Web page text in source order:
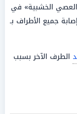
الخشبية» في
جميع الأطراف بـ
الطرف الآخر بسبب